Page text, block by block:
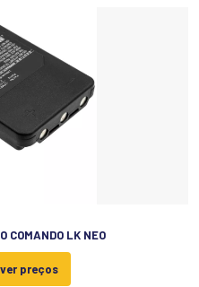
COMANDO LK NEO
preços